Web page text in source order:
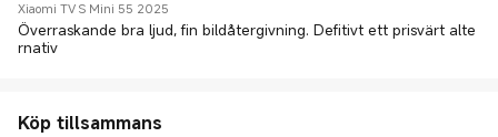
Xiaomi TV S Mini 55 2025
Överraskande bra ljud, fin bildåtergivning. Defitivt ett prisvärt alte
rnativ
Köp tillsammans